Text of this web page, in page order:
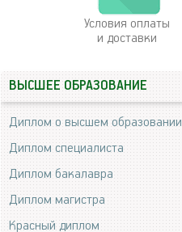
Условия оплаты
и доставки
ВЫСШЕЕ ОБРАЗОВАНИЕ
Диплом о высшем образовании
Диплом специалиста
Диплом бакалавра
Диплом магистра
Красный диплом